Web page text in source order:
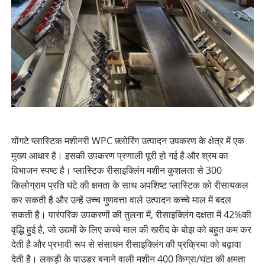
योंगटे प्लास्टिक मशीनरी WPC फ़्लोरिंग उत्पादन उपकरण के क्षेत्र में एक
मुख्य आधार है। इसकी उपकरण प्रणाली पूरी हो गई है और श्रम का
विभाजन स्पष्ट है। प्लास्टिक रीसाइक्लिंग मशीन कुशलता से 300
किलोग्राम प्रति घंटे की क्षमता के साथ अपशिष्ट प्लास्टिक को रीसायकल
कर सकती है और उन्हें उच्च गुणवत्ता वाले उत्पादन कच्चे माल में बदल
सकती है। पारंपरिक उपकरणों की तुलना में, रीसाइक्लिंग दक्षता में 42%की
वृद्धि हुई है, जो उद्यमों के लिए कच्चे माल की खरीद के बोझ को बहुत कम कर
देती है और प्रभावी रूप से संसाधन रीसाइक्लिंग की प्रक्रिया को बढ़ावा
देती है। लकड़ी के पाउडर बनाने वाली मशीन 400 किग्रा/घंटा की क्षमता